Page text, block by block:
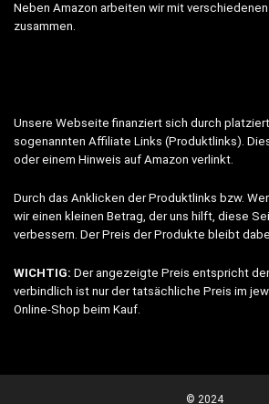
Neben Amazon arbeiten wir mit
zusammen.
Unsere Webseite finanziert sich durch
sogenannten Affiliate Links (Produktlinks).
oder einem Hinweis auf Amazon verlinkt.
Durch das Anklicken der Produktlinks bzw.
wir einen kleinen Betrag, der uns hilft, diese
verbessern. Der Preis der Produkte bleibt
WICHTIG: Der angezeigte Preis entspricht
verbindlich ist nur der tatsächliche Preis im
Online-Shop beim Kauf.
© 2024